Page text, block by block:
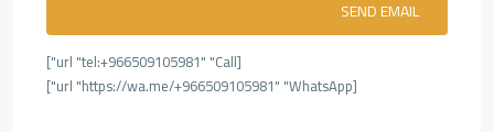
[url "tel:+966509105981" "Call"]
[url "https://wa.me/+966509105981" "WhatsApp"]